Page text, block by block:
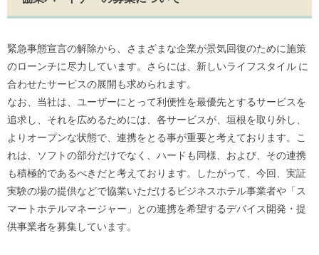
緊急事態宣言の解除から、さまざまな企業が景気回復のために施策
のローンチに尽力しています。さらには、新しいライフスタイル に
合わせたサービスの展開も求められます。
なお、当社は、ユーザーにとって利便性を最優先とするサービスを
追求し、それを広めるためには、各サービスが、垣根を取り外し、
よりオープンな状態で、連携をとる事が重要と考えております。こ
れは、ソフトの部分だけでなく、ハードも同様、および、その連携
も積極的であるべきだと考えております。したがって、今回、実証
実験の場の提供などで協業いただけるビジネスホテル事業者や「ス
マートホテルマネージャー」との連携を希望するデバイス開発・提
供事業者を募集しています。